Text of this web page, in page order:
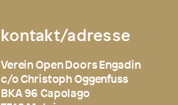
kontakt/adresse
Verein Open Doors Engadin
c/o Christoph Oggenfuss
BKA 96 Capolago